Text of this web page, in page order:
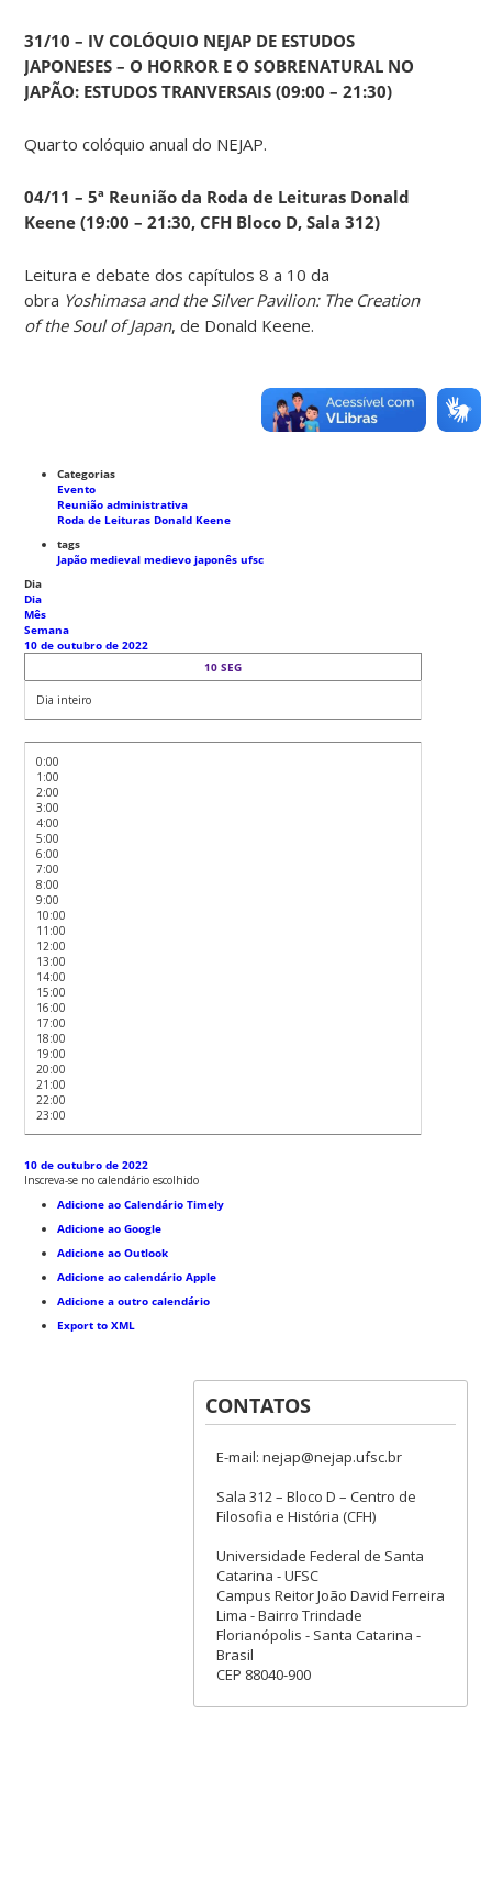
31/10 – IV COLÓQUIO NEJAP DE ESTUDOS
JAPONESES – O HORROR E O SOBRENATURAL NO
JAPÃO: ESTUDOS TRANVERSAIS (09:00 – 21:30)
Quarto colóquio anual do NEJAP.
04/11 – 5ª Reunião da Roda de Leituras Donald
Keene (19:00 – 21:30, CFH Bloco D, Sala 312)
Leitura e debate dos capítulos 8 a 10 da
obra Yoshimasa and the Silver Pavilion: The Creation
of the Soul of Japan, de Donald Keene.
Categorias
Evento
Reunião administrativa
Roda de Leituras Donald Keene
tags
Japão medievalmedievo japonêsufsc
Dia
Dia
Mês
Semana
10 de outubro de 2022
10 SEG
Dia inteiro
0:00
1:00
2:00
3:00
4:00
5:00
6:00
7:00
8:00
9:00
10:00
11:00
12:00
13:00
14:00
15:00
16:00
17:00
18:00
19:00
20:00
21:00
22:00
23:00
10 de outubro de 2022
Inscreva-se no calendário escolhido
Adicione ao Calendário Timely
Adicione ao Google
Adicione ao Outlook
Adicione ao calendário Apple
Adicione a outro calendário
Export to XML
CONTATOS
E-mail: nejap@nejap.ufsc.br
Sala 312 – Bloco D – Centro de
Filosofia e História (CFH)
Universidade Federal de Santa
Catarina - UFSC
Campus Reitor João David Ferreira
Lima - Bairro Trindade
Florianópolis - Santa Catarina -
Brasil
CEP 88040-900